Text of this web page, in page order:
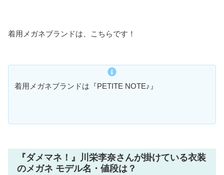
着用メガネブランドは、こちらです！
着用メガネブランドは『PETITE NOTE♪』
『ダメマネ！』川栄李奈さんが掛けている衣装
のメガネ モデル名・値段は？